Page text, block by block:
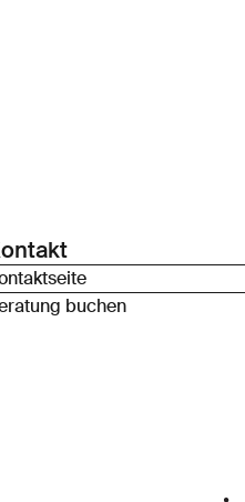
buchen